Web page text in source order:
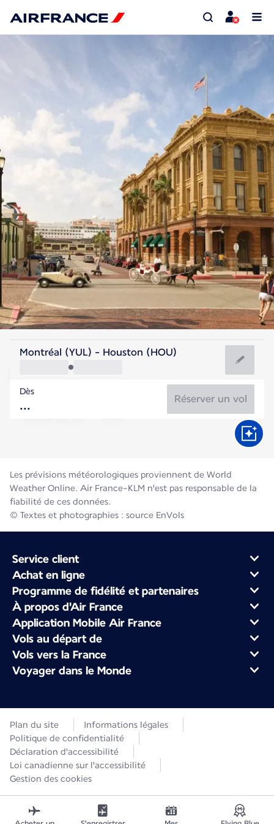
Etats-Unis
Houston
Etats-Unis
Durée du vol
Montréal (YUL) - Houston (HOU)
Dès
Réserver un vol
Les prévisions météorologiques proviennent de World
Weather Online. Air France-KLM n'est pas responsable de la
fiabilité de ces données.
© Textes et photographies : source EnVols
Service client
Achat en ligne
Programme de fidélité et partenaires
À propos d'Air France
Application Mobile Air France
Vols au départ de
Vols vers la France
Voyager dans le Monde
Plan du site
Informations légales
Politique de confidentialité
Déclaration d'accessibilité
Loi canadienne sur l'accessibilité
Gestion des cookies